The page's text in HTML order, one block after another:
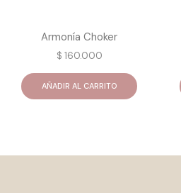
Armonía Choker
$ 160.000
AÑADIR AL CARRITO